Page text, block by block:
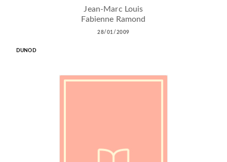
Jean-Marc Louis
Fabienne Ramond
28/01/2009
DUNOD